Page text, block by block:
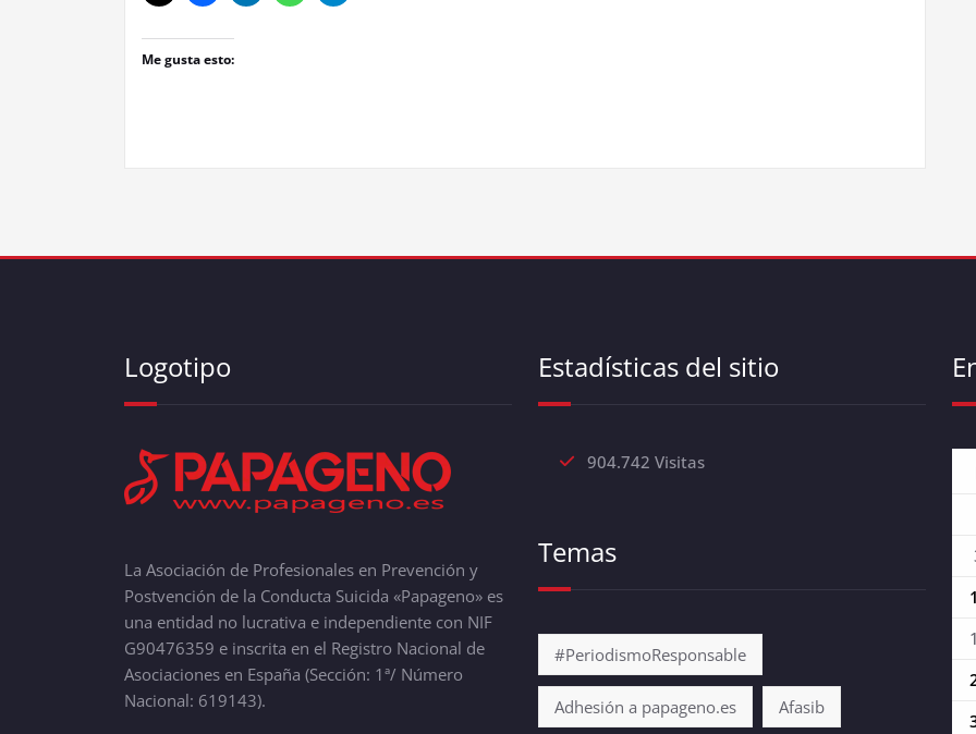
Me gusta esto:
Logotipo
La Asociación de Profesionales en Prevención y
Postvención de la Conducta Suicida «Papageno» es
una entidad no lucrativa e independiente con NIF
G90476359 e inscrita en el Registro Nacional de
Asociaciones en España (Sección: 1ª/ Número
Nacional: 619143).
Estadísticas del sitio
904.742 Visitas
Temas
#PeriodismoResponsable
Adhesión a papageno.es Afasib